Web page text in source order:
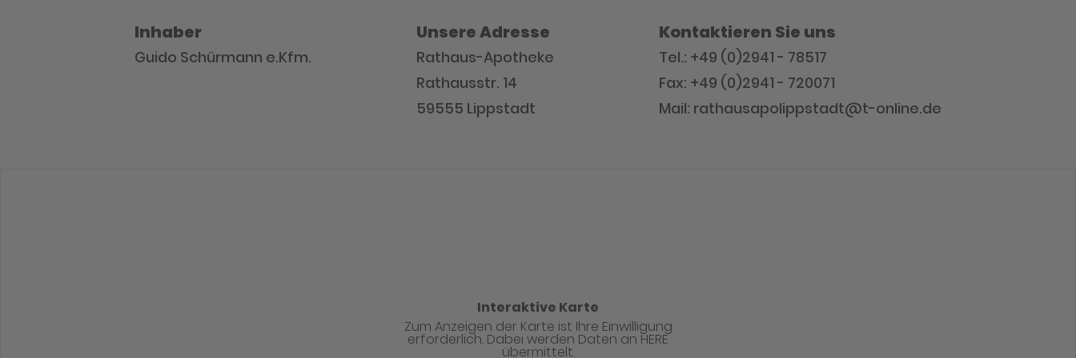
Inhaber
Guido Schürmann e.Kfm.
Unsere Adresse
Rathaus-Apotheke
Rathausstr. 14
59555 Lippstadt
Kontaktieren Sie uns
Tel.: +49 (0)2941 - 78517
Fax: +49 (0)2941 - 720071
Mail: rathausapolippstadt@t-online.de
Interaktive Karte
Zum Anzeigen der Karte ist Ihre Einwilligung
erforderlich. Dabei werden Daten an HERE
übermittelt.